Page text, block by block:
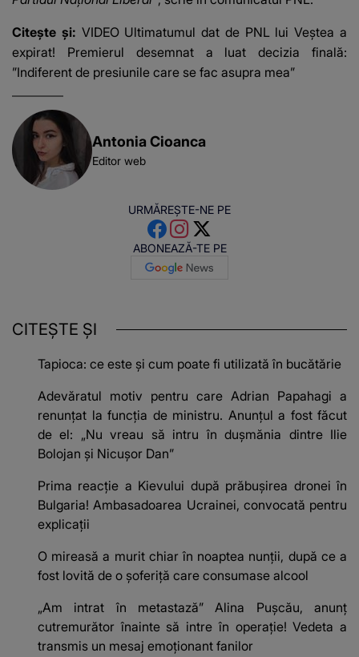
Citește și: VIDEO Ultimatumul dat de PNL lui Veștea a
expirat! Premierul desemnat a luat decizia finală:
”Indiferent de presiunile care se fac asupra mea”
Antonia Cioanca
Editor web
URMĂREȘTE-NE PE
ABONEAZĂ-TE PE
CITEȘTE ȘI
Tapioca: ce este și cum poate fi utilizată în bucătărie
Adevăratul motiv pentru care Adrian Papahagi a
renunțat la funcția de ministru. Anunțul a fost făcut
de el: „Nu vreau să intru în dușmănia dintre Ilie
Bolojan și Nicușor Dan”
Prima reacție a Kievului după prăbușirea dronei în
Bulgaria! Ambasadoarea Ucrainei, convocată pentru
explicații
O mireasă a murit chiar în noaptea nunții, după ce a
fost lovită de o șoferiță care consumase alcool
„Am intrat în metastază” Alina Pușcău, anunț
cutremurător înainte să intre în operație! Vedeta a
transmis un mesaj emoționant fanilor